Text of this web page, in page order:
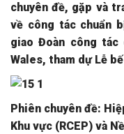
chuyên đề, gặp và
về công tác chuẩn
giao Đoàn công tác
Wales, tham dự Lễ
Phiên chuyên đề:
Khu vực (RCEP) và